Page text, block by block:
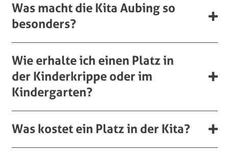
Was macht die Kita Aubing so
besonders?
Wie erhalte ich einen Platz in
der Kinderkrippe oder im
Kindergarten?
Was kostet ein Platz in der Kita?